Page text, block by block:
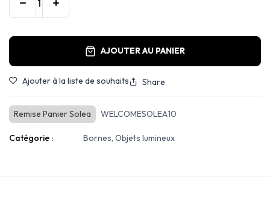
AJOUTER AU PANIER
Ajouter à la liste de souhaits Share
Remise Panier Solea WELCOMESOLEA10
Catégorie : Bornes, Objets lumineux